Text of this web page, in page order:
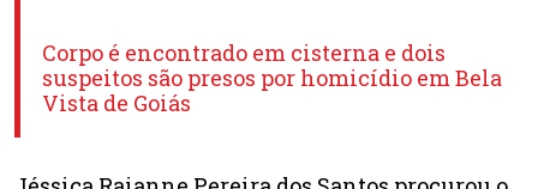
Corpo é encontrado em cisterna e dois
suspeitos são presos por homicídio em Bela
Vista de Goiás